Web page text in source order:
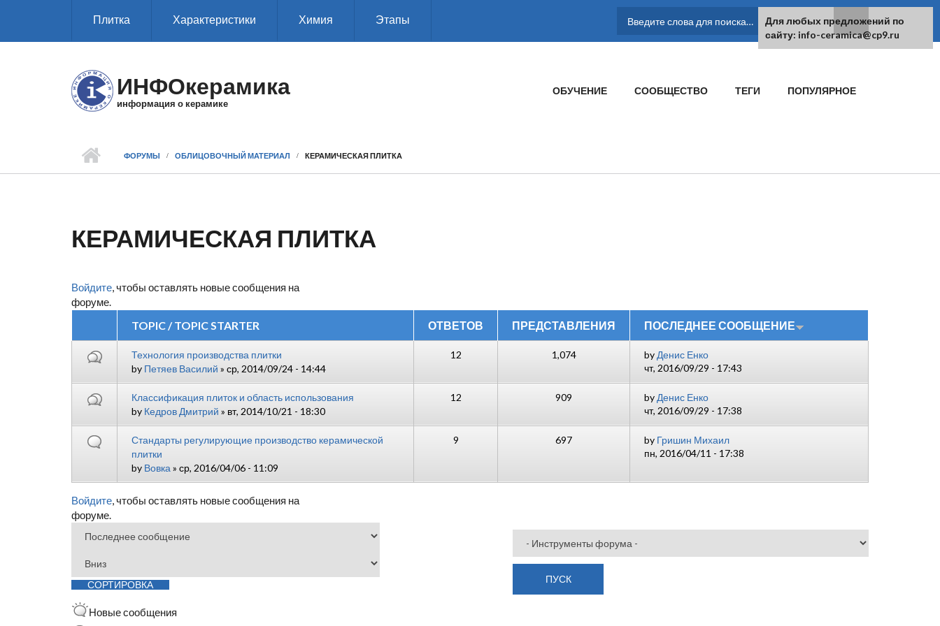
Плитка Характеристики Химия Этапы
ФОРМА ПОИСКА
ИНФОкерамика
информация о керамике
ОБУЧЕНИЕ СООБЩЕСТВО ТЕГИ ПОПУЛЯРНОЕ
ФОРУМЫ ОБЛИЦОВОЧНЫЙ МАТЕРИАЛ КЕРАМИЧЕСКАЯ ПЛИТКА
КЕРАМИЧЕСКАЯ ПЛИТКА
Войдите, чтобы оставлять новые сообщения на
форуме.
TOPIC / TOPIC STARTER ОТВЕТОВ ПРЕДСТАВЛЕНИЯ ПОСЛЕДНЕЕ СООБЩЕНИЕ
Технология производства плитки
by Петяев Василий » ср, 2014/09/24 - 14:44
12 1,074 by Денис Енко
чт, 2016/09/29 - 17:43
Классификация плиток и область использования
by Кедров Дмитрий » вт, 2014/10/21 - 18:30
12 909 by Денис Енко
чт, 2016/09/29 - 17:38
Стандарты регулирующие производство керамической
плитки
by Вовка » ср, 2016/04/06 - 11:09
9 697 by Гришин Михаил
пн, 2016/04/11 - 17:38
Войдите, чтобы оставлять новые сообщения на
форуме.
Новые сообщения
Для любых предложений по
сайту: info-ceramica@cp9.ru